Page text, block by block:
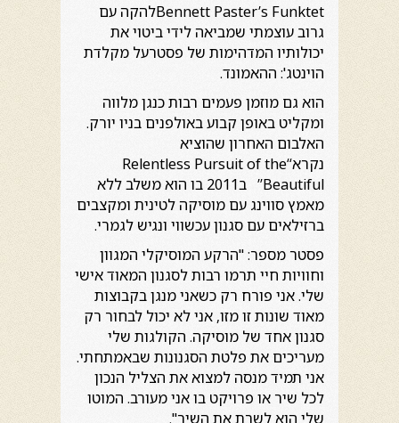
Bennett Paster’s Funktetלהקה עם
גרוב עוצמתי שמביאה לידי ביטוי את
יכולותיו המדהימות של פסטרעל מקלדת
הוינטג': ההאמונד.
הוא גם מוזמן פעמים רבות כנגן מלווה
ומקליט באופן קבוע באולפנים בניו יורק.
האלבום האחרון שהוציא
נקרא“Relentless Pursuit of the
Beautiful” ב2011 בו הוא משלב ללא
מאמץ סווינג עם מוסיקה לטינית ומקצבים
ברזילאים עם סגנון עכשווי ונגיש לגמרי.
פסטר מספר: "הרקע המוסיקלי המגוון
וחוויות חיי תרמו רבות לסגנון המאוד אישי
שלי. אני פורח רק כשאני מנגן בקבוצות
מאוד שונות זו מזו, אני לא יכול לבחור רק
סגנון אחד של מוסיקה. הקולגות שלי
מעריכים את פלטת הסגנונות שבאמתחתי.
אני תמיד מנסה למצוא את הצליל הנכון
לכל שיר או פרויקט בו אני מעורב. המוטו
שלי הוא לשרת את השיר".